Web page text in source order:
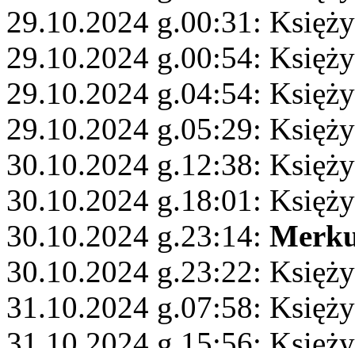
29.10.2024 g.00:31:
29.10.2024 g.00:54:
29.10.2024 g.04:54:
29.10.2024 g.05:29:
30.10.2024 g.12:38:
30.10.2024 g.18:01:
30.10.2024 g.23:14:
30.10.2024 g.23:22:
31.10.2024 g.07:58: